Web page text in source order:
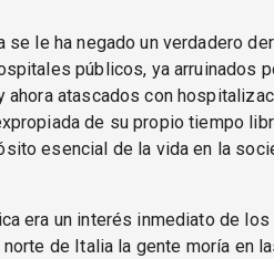
le ha negado un verdadero
públicos, ya arruinados
atascados con
de su propio tiempo
esencial de la vida en la
era un interés inmediato de los
de Italia la gente moría en